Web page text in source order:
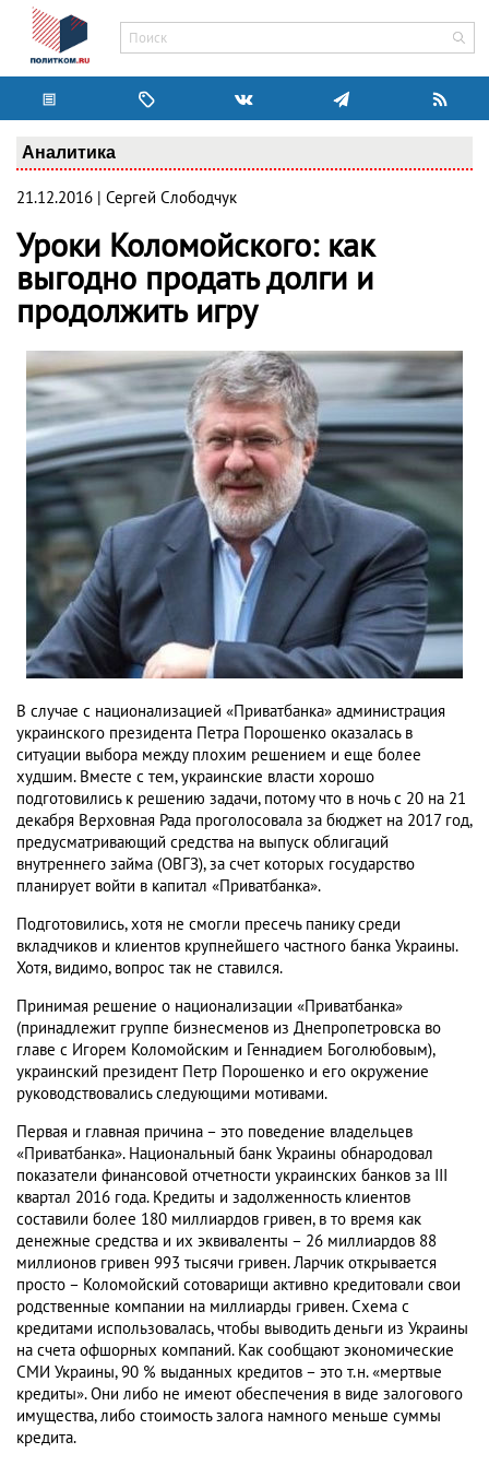
Аналитика
21.12.2016 | Сергей Слободчук
Уроки Коломойского: как
выгодно продать долги и
продолжить игру
В случае с национализацией «Приватбанка» администрация
украинского президента Петра Порошенко оказалась в
ситуации выбора между плохим решением и еще более
худшим. Вместе с тем, украинские власти хорошо
подготовились к решению задачи, потому что в ночь с 20 на 21
декабря Верховная Рада проголосовала за бюджет на 2017 год,
предусматривающий средства на выпуск облигаций
внутреннего займа (ОВГЗ), за счет которых государство
планирует войти в капитал «Приватбанка».
Подготовились, хотя не смогли пресечь панику среди
вкладчиков и клиентов крупнейшего частного банка Украины.
Хотя, видимо, вопрос так не ставился.
Принимая решение о национализации «Приватбанка»
(принадлежит группе бизнесменов из Днепропетровска во
главе с Игорем Коломойским и Геннадием Боголюбовым),
украинский президент Петр Порошенко и его окружение
руководствовались следующими мотивами.
Первая и главная причина – это поведение владельцев
«Приватбанка». Национальный банк Украины обнародовал
показатели финансовой отчетности украинских банков за III
квартал 2016 года. Кредиты и задолженность клиентов
составили более 180 миллиардов гривен, в то время как
денежные средства и их эквиваленты – 26 миллиардов 88
миллионов гривен 993 тысячи гривен. Ларчик открывается
просто – Коломойский сотоварищи активно кредитовали свои
родственные компании на миллиарды гривен. Схема с
кредитами использовалась, чтобы выводить деньги из Украины
на счета офшорных компаний. Как сообщают экономические
СМИ Украины, 90 % выданных кредитов – это т.н. «мертвые
кредиты». Они либо не имеют обеспечения в виде залогового
имущества, либо стоимость залога намного меньше суммы
кредита.